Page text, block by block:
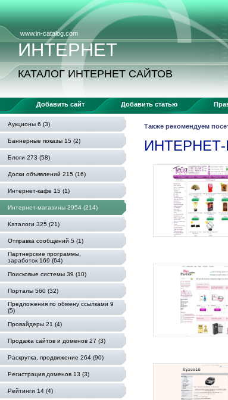
www.in-catalog.com
ИНТЕРНЕТ
КАТАЛОГ ИНТЕРНЕТ САЙТОВ
Добавить сайт Добавить статью
Аукционы 6 (3)
Баннерные показы 15 (2)
Блоги 273 (58)
Доски объявлений 215 (16)
Интернет-кафе 15 (1)
Интернет-магазины 2954 (214)
Каталоги 325 (21)
Отправка сообщений 5 (1)
Партнерские программы,
заработок 169 (64)
Поисковые системы 39 (10)
Порталы 560 (32)
Предложения по обмену ссылками 9
(5)
Провайдеры 21 (4)
Продажа сайтов и доменов 27 (3)
Раскрутка, продвижение 264 (90)
Регистрация доменов 13 (3)
Рейтинги 14 (4)
Также рекомендуем